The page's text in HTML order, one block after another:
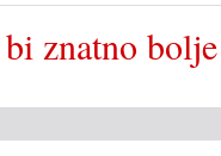
znatno